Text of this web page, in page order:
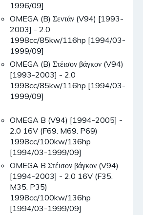
1996/09]
OMEGA (B) Σεντάν (V94) [1993-
2003] - 2.0
1998cc/85kw/116hp [1994/03-
1999/09]
OMEGA (B) Στέισον βάγκον (V94)
[1993-2003] - 2.0
1998cc/85kw/116hp [1994/03-
1999/09]
OMEGA B (V94) [1994-2005] -
2.0 16V (F69. M69. P69)
1998cc/100kw/136hp
[1994/03-1999/09]
OMEGA B Στέισον βάγκον (V94)
[1994-2003] - 2.0 16V (F35.
M35. P35)
1998cc/100kw/136hp
[1994/03-1999/09]